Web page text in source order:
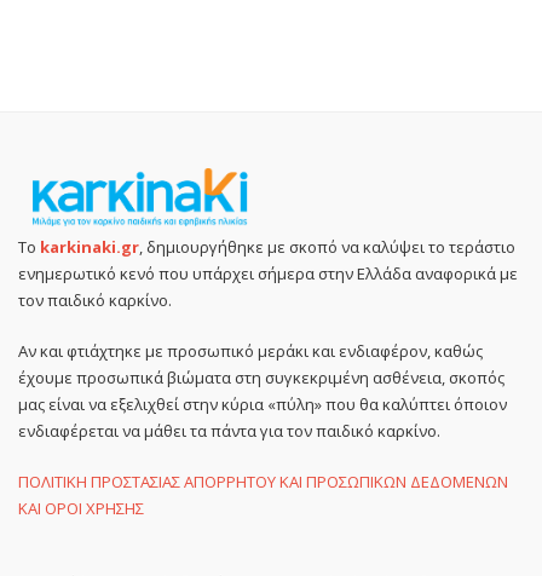
Το karkinaki.gr, δημιουργήθηκε με σκοπό να καλύψει το τεράστιο
ενημερωτικό κενό που υπάρχει σήμερα στην Ελλάδα αναφορικά με
τον παιδικό καρκίνο.
Αν και φτιάχτηκε με προσωπικό μεράκι και ενδιαφέρον, καθώς
έχουμε προσωπικά βιώματα στη συγκεκριμένη ασθένεια, σκοπός
μας είναι να εξελιχθεί στην κύρια «πύλη» που θα καλύπτει όποιον
ενδιαφέρεται να μάθει τα πάντα για τον παιδικό καρκίνο.
ΠΟΛΙΤΙΚΗ ΠΡΟΣΤΑΣΙΑΣ ΑΠΟΡΡΗΤΟΥ ΚΑΙ ΠΡΟΣΩΠΙΚΩΝ ΔΕΔΟΜΕΝΩΝ
ΚΑΙ ΟΡΟΙ ΧΡΗΣΗΣ